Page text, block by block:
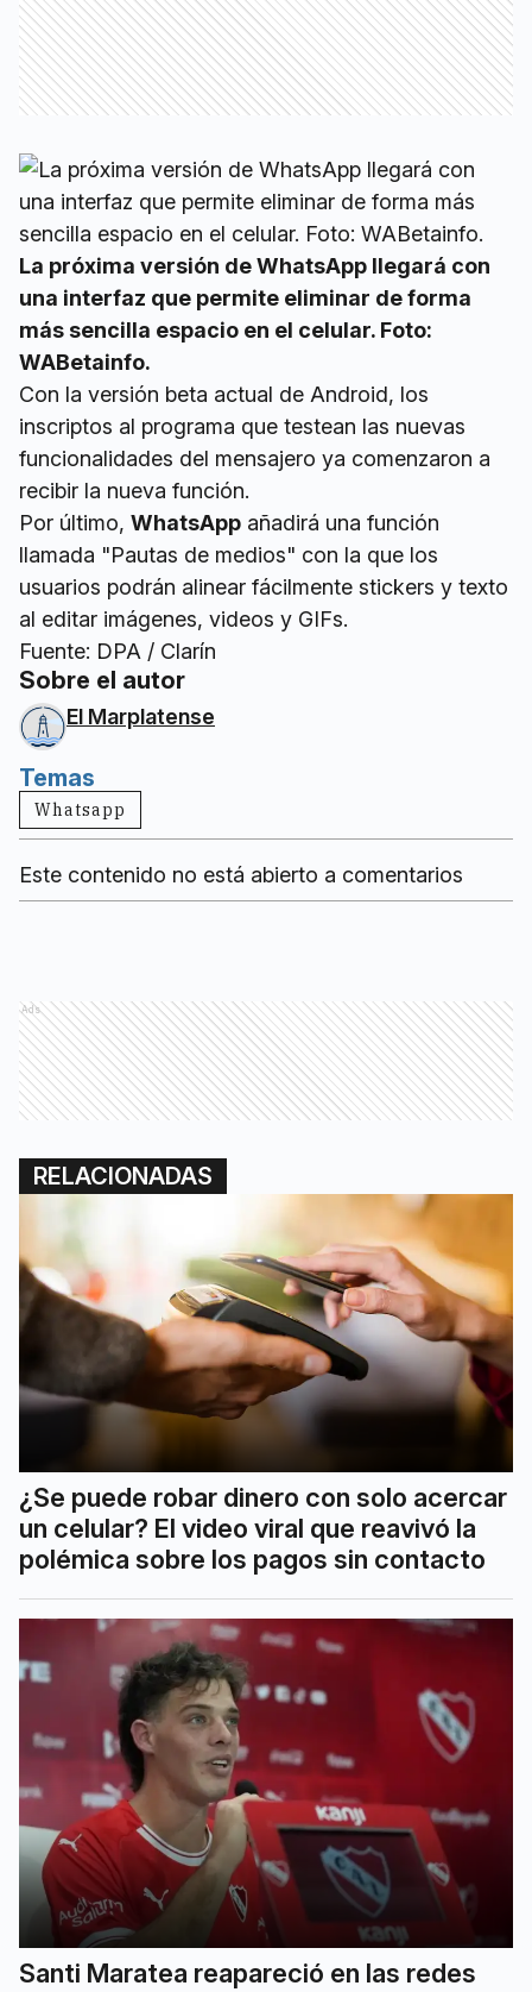
La próxima versión de WhatsApp llegará con
una interfaz que permite eliminar de forma
más sencilla espacio en el celular. Foto:
WABetainfo.
Con la versión beta actual de Android, los
inscriptos al programa que testean las nuevas
funcionalidades del mensajero ya comenzaron a
recibir la nueva función.
Por último, WhatsApp añadirá una función
llamada "Pautas de medios" con la que los
usuarios podrán alinear fácilmente stickers y texto
al editar imágenes, videos y GIFs.
Fuente: DPA / Clarín
Sobre el autor
El Marplatense
Temas
Whatsapp
Este contenido no está abierto a comentarios
Ads
RELACIONADAS
¿Se puede robar dinero con solo acercar
un celular? El video viral que reavivó la
polémica sobre los pagos sin contacto
Santi Maratea reapareció en las redes